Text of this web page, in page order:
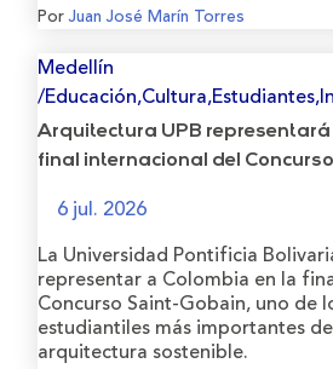
PorJuan José Marín Torres
Medellín
/
Arquitectura UPB representará
final internacional del
6 jul. 2026
La Universidad Pontificia
representar a Colombia en la
Concurso Saint-Gobain, uno de
estudiantiles más importantes
arquitectura sostenible.